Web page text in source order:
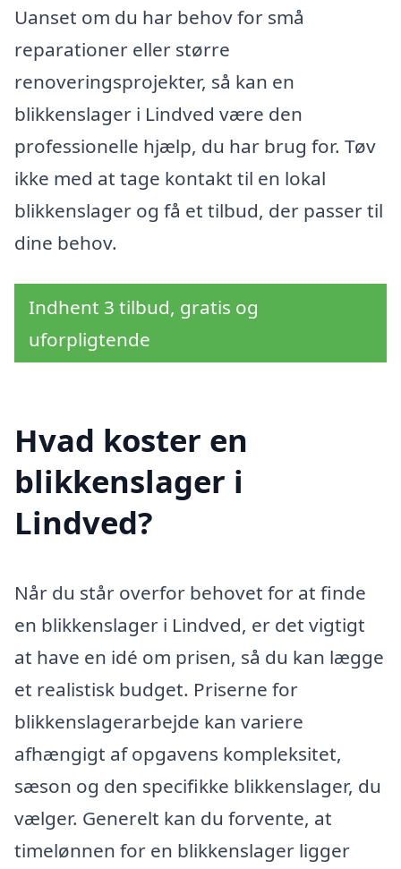
Uanset om du har behov for små
reparationer eller større
renoveringsprojekter, så kan en
blikkenslager i Lindved være den
professionelle hjælp, du har brug for. Tøv
ikke med at tage kontakt til en lokal
blikkenslager og få et tilbud, der passer til
dine behov.
Indhent 3 tilbud, gratis og
uforpligtende
Hvad koster en
blikkenslager i
Lindved?
Når du står overfor behovet for at finde
en blikkenslager i Lindved, er det vigtigt
at have en idé om prisen, så du kan lægge
et realistisk budget. Priserne for
blikkenslagerarbejde kan variere
afhængigt af opgavens kompleksitet,
sæson og den specifikke blikkenslager, du
vælger. Generelt kan du forvente, at
timelønnen for en blikkenslager ligger